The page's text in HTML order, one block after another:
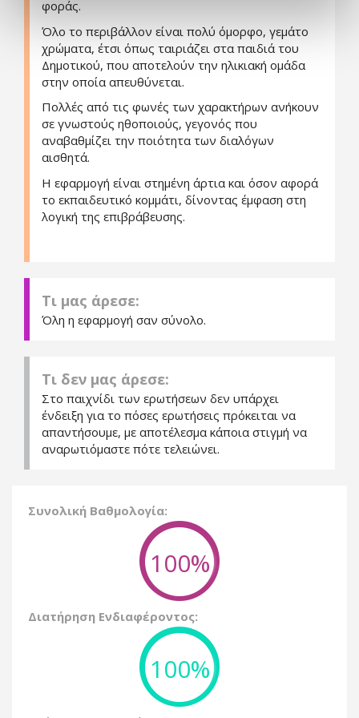
φοράς.
Όλο το περιβάλλον είναι πολύ όμορφο, γεμάτο
χρώματα, έτσι όπως ταιριάζει στα παιδιά του
Δημοτικού, που αποτελούν την ηλικιακή ομάδα
στην οποία απευθύνεται.
Πολλές από τις φωνές των χαρακτήρων ανήκουν
σε γνωστούς ηθοποιούς, γεγονός που
αναβαθμίζει την ποιότητα των διαλόγων
αισθητά.
Η εφαρμογή είναι στημένη άρτια και όσον αφορά
το εκπαιδευτικό κομμάτι, δίνοντας έμφαση στη
λογική της επιβράβευσης.
Τι μας άρεσε:
Όλη η εφαρμογή σαν σύνολο.
Τι δεν μας άρεσε:
Στο παιχνίδι των ερωτήσεων δεν υπάρχει
ένδειξη για το πόσες ερωτήσεις πρόκειται να
απαντήσουμε, με αποτέλεσμα κάποια στιγμή να
αναρωτιόμαστε πότε τελειώνει.
Συνολική Βαθμολογία:
100%
Διατήρηση Ενδιαφέροντος:
100%